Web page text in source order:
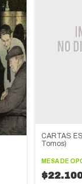
CARTAS
Tomos)
MESA DE